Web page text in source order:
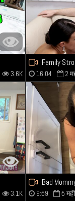
3.6K
Family
Anthony
16:04 2
3.1K
Bad
9:59 5